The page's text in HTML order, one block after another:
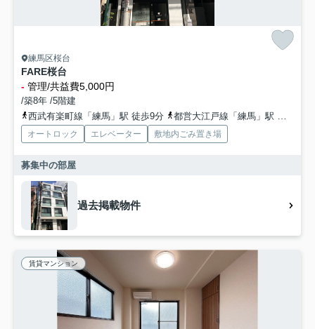
練馬区桜台
FARE桜台
- 管理/共益費5,000円
/築8年 /5階建
西武有楽町線「練馬」駅 徒歩9分
都営大江戸線「練馬」駅 徒歩10分
オートロック エレベーター 敷地内ごみ置き場
募集中の部屋
過去掲載物件
賃貸マンション